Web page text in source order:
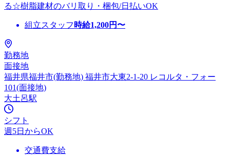
る☆樹脂建材のバリ取り・梱包/日払いOK
組立スタッフ 時給1,200円〜
勤務地
面接地
福井県福井市(勤務地) 福井市大東2-1-20 レコルタ・フォー
101(面接地)
大土呂駅
シフト
週5日からOK
交通費支給